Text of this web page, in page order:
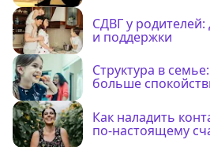
СДВГ у родителей:
и поддержки
Структура в
больше
Как наладить
по-настоящему